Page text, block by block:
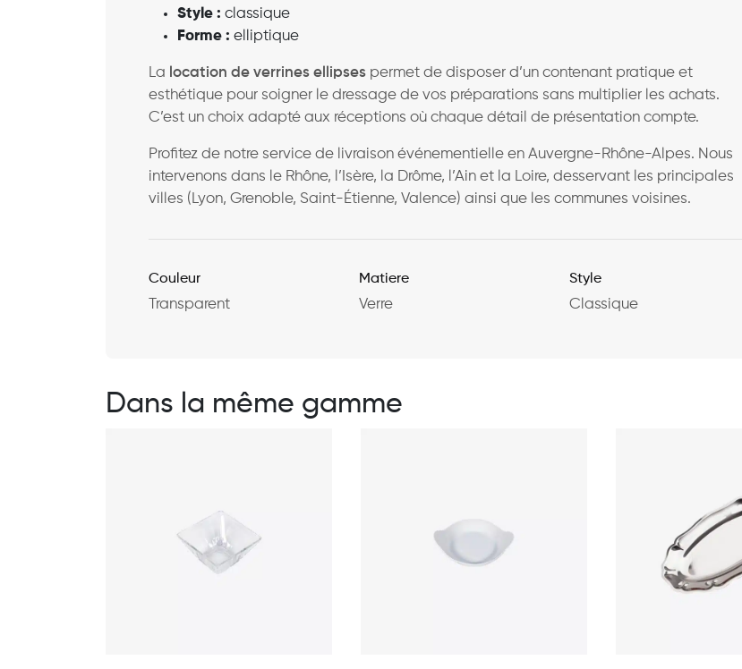
Style : classique
Forme : elliptique
La location de verrines ellipses permet de disposer d’un contenant pratique et
esthétique pour soigner le dressage de vos préparations sans multiplier les achats.
C’est un choix adapté aux réceptions où chaque détail de présentation compte.
Profitez de notre service de livraison événementielle en Auvergne-Rhône-Alpes. Nous
intervenons dans le Rhône, l’Isère, la Drôme, l’Ain et la Loire, desservant les principales
villes (Lyon, Grenoble, Saint-Étienne, Valence) ainsi que les communes voisines.
Couleur
Transparent
Matiere
Verre
Style
Classique
Dans la même gamme